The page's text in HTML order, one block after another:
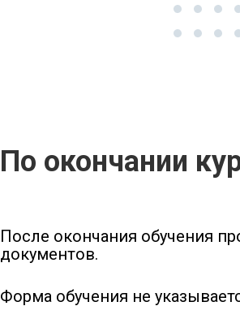
По окончании
После окончания обучения
документов.
Форма обучения не